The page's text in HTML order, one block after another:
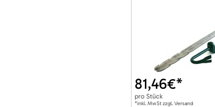
81,46€*
pro Stück
*inkl. MwSt zzgl. Versand